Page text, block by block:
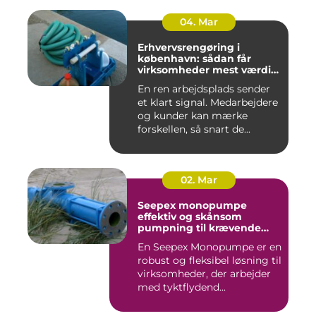
04. Mar
Erhvervsrengøring i
københavn: sådan får
virksomheder mest værdi
En ren arbejdsplads sender
et klart signal. Medarbejdere
og kunder kan mærke
forskellen, så snart de...
02. Mar
Seepex monopumpe
effektiv og skånsom
pumpning til krævende
En Seepex Monopumpe er en
robust og fleksibel løsning til
virksomheder, der arbejder
med tyktflydend...